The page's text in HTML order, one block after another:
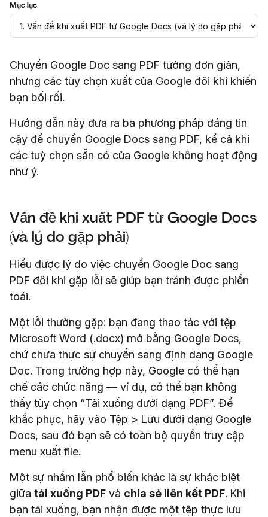
Mục lục
Chuyển Google Doc sang PDF tưởng đơn giản,
nhưng các tùy chọn xuất của Google đôi khi khiến
bạn bối rối.
Hướng dẫn này đưa ra ba phương pháp đáng tin
cậy để chuyển Google Docs sang PDF, kể cả khi
các tuỳ chọn sẵn có của Google không hoạt động
như ý.
Vấn đề khi xuất PDF từ Google Docs
(và lý do gặp phải)
Hiểu được lý do việc chuyển Google Doc sang
PDF đôi khi gặp lỗi sẽ giúp bạn tránh được phiền
toái.
Một lỗi thường gặp: bạn đang thao tác với tệp
Microsoft Word (.docx) mở bằng Google Docs,
chứ chưa thực sự chuyển sang định dạng Google
Doc. Trong trường hợp này, Google có thể hạn
chế các chức năng — ví dụ, có thể bạn không
thấy tùy chọn “Tải xuống dưới dạng PDF”. Để
khắc phục, hãy vào Tệp > Lưu dưới dạng Google
Docs, sau đó bạn sẽ có toàn bộ quyền truy cập
menu xuất file.
Một sự nhầm lẫn phổ biến khác là sự khác biệt
giữa tải xuống PDF và chia sẻ liên kết PDF. Khi
bạn tải xuống, bạn nhận được một tệp thực lưu